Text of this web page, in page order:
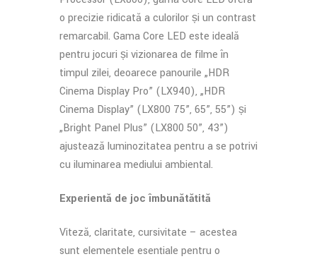
o precizie ridicată a culorilor și un contrast
remarcabil. Gama Core LED este ideală
pentru jocuri și vizionarea de filme în
timpul zilei, deoarece panourile „HDR
Cinema Display Pro” (LX940), „HDR
Cinema Display” (LX800 75”, 65”, 55”) și
„Bright Panel Plus” (LX800 50”, 43”)
ajustează luminozitatea pentru a se potrivi
cu iluminarea mediului ambiental.
Experiență de joc îmbunătățită
Viteză, claritate, cursivitate – acestea
sunt elementele esențiale pentru o